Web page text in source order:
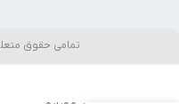
تمامی حقوق